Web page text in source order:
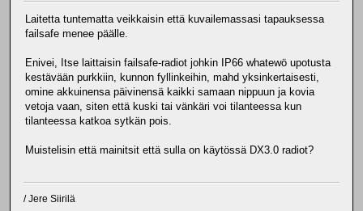
Laitetta tuntematta veikkaisin että kuvailemassasi tapauksessa
failsafe menee päälle.
Enivei, Itse laittaisin failsafe-radiot johkin IP66 whatewö upotusta
kestävään purkkiin, kunnon fyllinkeihin, mahd yksinkertaisesti,
omine akkuinensa päivinensä kaikki samaan nippuun ja kovia
vetoja vaan, siten että kuski tai vänkäri voi tilanteessa kun
tilanteessa katkoa sytkän pois.
Muistelisin että mainitsit että sulla on käytössä DX3.0 radiot?
/ Jere Siirilä